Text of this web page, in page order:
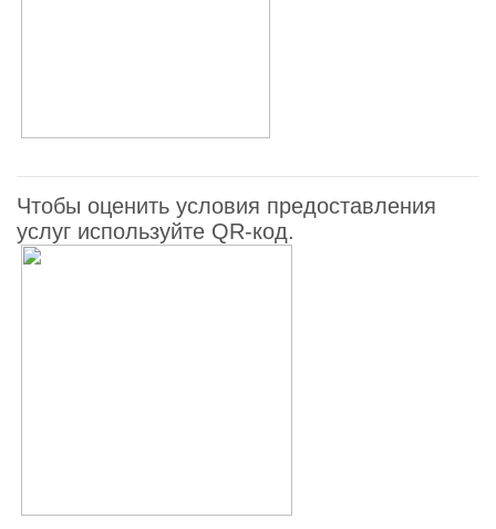
Чтобы оценить условия предоставления
услуг используйте QR-код.